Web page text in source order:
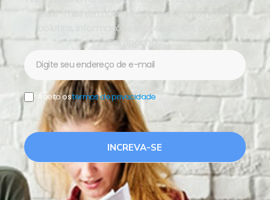
seu e-mail em nossa lista e receba os nossos
boletins, informações sobre o CPCA, ações e
campanhas.
Aceito ostermos de privacidade.
INCREVA-SE